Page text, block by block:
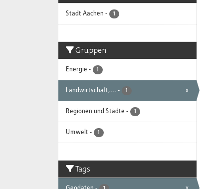
Stadt Aachen - 1
Gruppen
Energie - 1
Landwirtschaft,... - 1 x
Regionen und Städte - 1
Umwelt - 1
Tags